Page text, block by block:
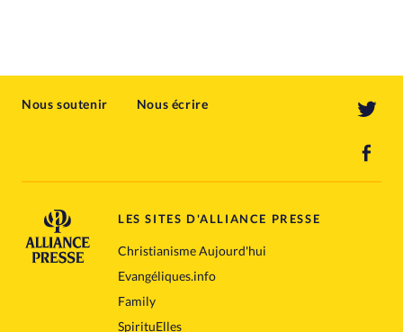
Nous soutenir Nous écrire
LES SITES D'ALLIANCE PRESSE
Christianisme Aujourd'hui
Evangéliques.info
Family
SpirituElles